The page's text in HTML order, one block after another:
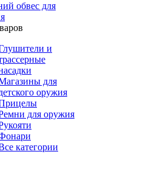
обвес для
и
для
оружия
для оружия
категории